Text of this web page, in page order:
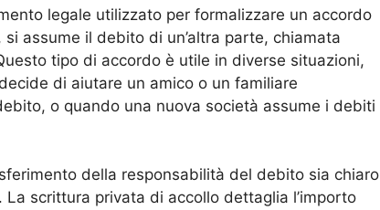
legale utilizzato per formalizzare un accordo
assume il debito di un’altra parte, chiamata
tipo di accordo è utile in diverse situazioni,
di aiutare un amico o un familiare
o quando una nuova società assume i debiti
della responsabilità del debito sia chiaro
scrittura privata di accollo dettaglia l’importo